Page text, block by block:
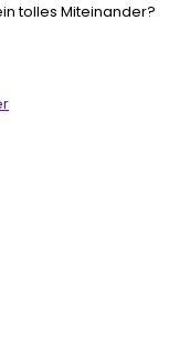
tolles Miteinander?